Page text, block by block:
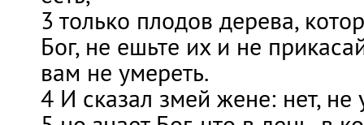
3 только плодов дерева,
Бог, не ешьте их и не
вам не умереть.
4 И сказал змей жене: нет, не